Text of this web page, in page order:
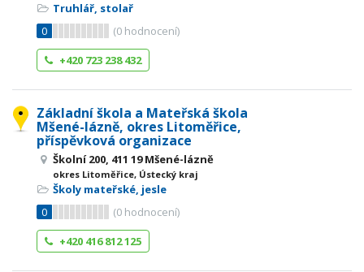
Truhlář, stolař
0
(0 hodnocení)
+420 723 238 432
Základní škola a Mateřská škola
Mšené-lázně, okres Litoměřice,
příspěvková organizace
Školní 200, 411 19 Mšené-lázně
okres Litoměřice, Ústecký kraj
Školy mateřské, jesle
0
(0 hodnocení)
+420 416 812 125